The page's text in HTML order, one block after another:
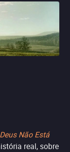
de
a esposa
se transformava
fica com
um
Deus Não Está
real, sobre